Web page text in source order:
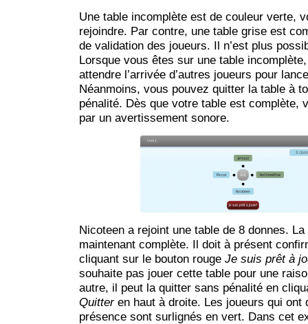
Une table incomplète est de couleur verte,
rejoindre. Par contre, une table grise est
de validation des joueurs. Il n’est plus
Lorsque vous êtes sur une table
attendre l’arrivée d’autres joueurs pour
Néanmoins, vous pouvez quitter la table à
pénalité. Dès que votre table est complète,
par un avertissement sonore.
Nicoteen a rejoint une table de 8 donnes.
maintenant complète. Il doit à présent
cliquant sur le bouton rouge Je suis prêt à
souhaite pas jouer cette table pour une
autre, il peut la quitter sans pénalité en
Quitteren haut à droite. Les joueurs qui ont
présence sont surlignés en vert. Dans cet